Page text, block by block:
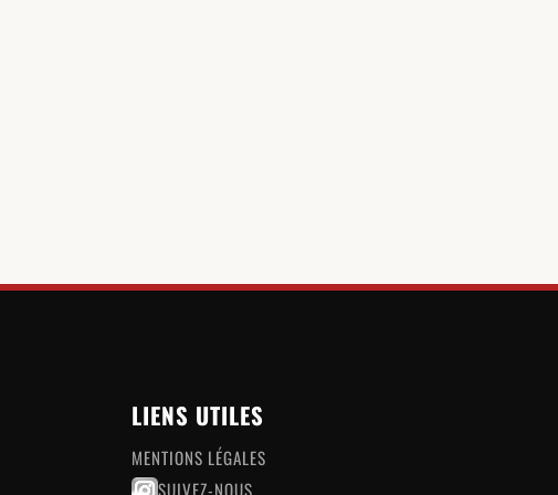
LIENS UTILES
MENTIONS LÉGALES
SUIVEZ-NOUS